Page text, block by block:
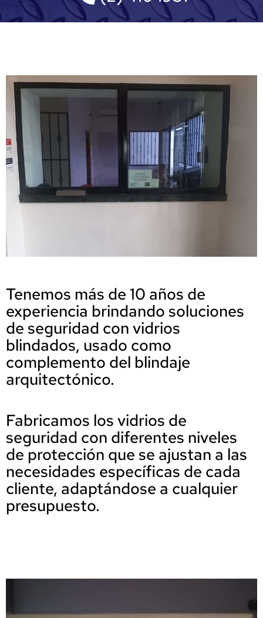
Tenemos más de 10 años de
experiencia brindando soluciones
de seguridad con vidrios
blindados, usado como
complemento del blindaje
arquitectónico.
Fabricamos los vidrios de
seguridad con diferentes niveles
de protección que se ajustan a las
necesidades específicas de cada
cliente, adaptándose a cualquier
presupuesto.